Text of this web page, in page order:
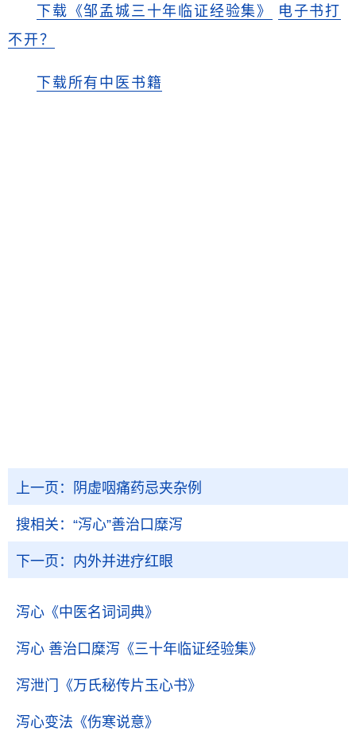
下载《邹孟城三十年临证经验集》
电子书打
不开？
下载所有中医书籍
上一页： 阴虚咽痛药忌夹杂例
搜相关： “泻心”善治口糜泻
下一页： 内外并进疗红眼
泻心 《中医名词词典》
泻心 善治口糜泻 《三十年临证经验集》
泻泄门 《万氏秘传片玉心书》
泻心变法 《伤寒说意》